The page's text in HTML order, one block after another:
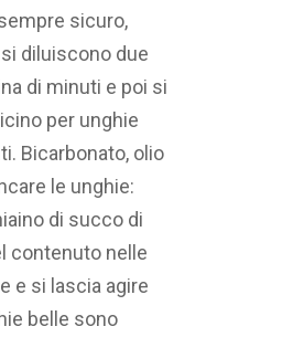
sicuro,
diluiscono due
di minuti e poi si
per unghie
Bicarbonato, olio
le unghie:
di succo di
contenuto nelle
e si lascia agire
belle sono